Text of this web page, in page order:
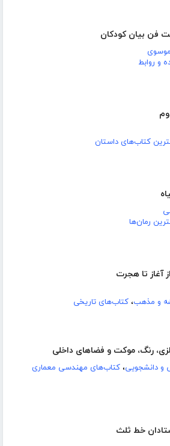
فن بیان کودکان
و روابط
کتاب‌های داستان
رمان‌ها
آغاز تا هجرت
و مذهب، کتاب‌های تاریخی
رنگ، موکت و فضاهای داخلی
و دانشجویی، کتاب‌های مهندسی معماری
خط ثلث